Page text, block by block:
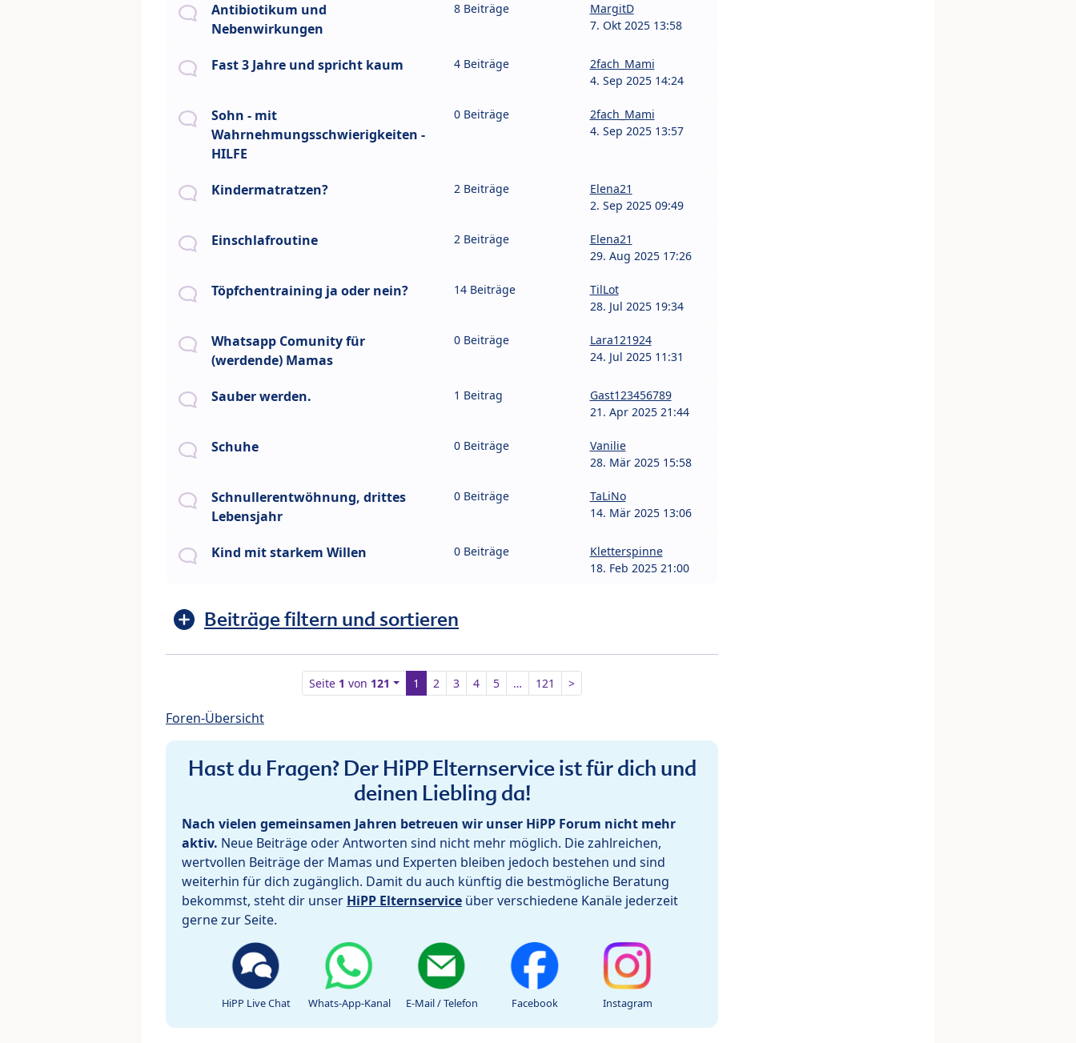
Antibiotikum und
Nebenwirkungen
8 Beiträge
MargitD
7. Okt 2025 13:58
Fast 3 Jahre und spricht kaum 4 Beiträge
2fach_Mami
4. Sep 2025 14:24
Sohn - mit
Wahrnehmungsschwierigkeiten -
HILFE
0 Beiträge
2fach_Mami
4. Sep 2025 13:57
Kindermatratzen? 2 Beiträge
Elena21
2. Sep 2025 09:49
Einschlafroutine 2 Beiträge
Elena21
29. Aug 2025 17:26
Töpfchentraining ja oder nein? 14 Beiträge
TilLot
28. Jul 2025 19:34
Whatsapp Comunity für
(werdende) Mamas
0 Beiträge
Lara121924
24. Jul 2025 11:31
Sauber werden. 1 Beitrag
Gast123456789
21. Apr 2025 21:44
Schuhe 0 Beiträge
Vanilie
28. Mär 2025 15:58
Schnullerentwöhnung, drittes
Lebensjahr
0 Beiträge
TaLiNo
14. Mär 2025 13:06
Kind mit starkem Willen 0 Beiträge
Kletterspinne
18. Feb 2025 21:00
Beiträge filtern und sortieren
Seite 1 von 121 1 2 3 4 5 … 121 >
Foren-Übersicht
Hast du Fragen? Der HiPP Elternservice ist für dich und
deinen Liebling da!
Nach vielen gemeinsamen Jahren betreuen wir unser HiPP Forum nicht mehr
aktiv. Neue Beiträge oder Antworten sind nicht mehr möglich. Die zahlreichen,
wertvollen Beiträge der Mamas und Experten bleiben jedoch bestehen und sind
weiterhin für dich zugänglich. Damit du auch künftig die bestmögliche Beratung
bekommst, steht dir unser HiPP Elternservice über verschiedene Kanäle jederzeit
gerne zur Seite.
HiPP Live Chat Whats-App-Kanal E-Mail / Telefon Facebook Instagram